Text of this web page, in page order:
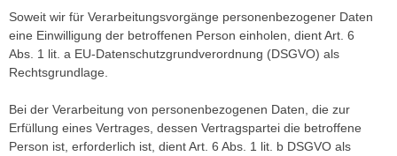
Soweit wir für Verarbeitungsvorgänge personenbezogener Daten
eine Einwilligung der betroffenen Person einholen, dient Art. 6
Abs. 1 lit. a EU-Datenschutzgrundverordnung (DSGVO) als
Rechtsgrundlage.
Bei der Verarbeitung von personenbezogenen Daten, die zur
Erfüllung eines Vertrages, dessen Vertragspartei die betroffene
Person ist, erforderlich ist, dient Art. 6 Abs. 1 lit. b DSGVO als